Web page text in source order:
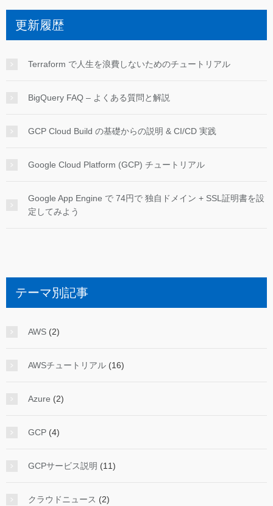
更新履歴
Terraform で人生を浪費しないためのチュートリアル
BigQuery FAQ – よくある質問と解説
GCP Cloud Build の基礎からの説明 & CI/CD 実践
Google Cloud Platform (GCP) チュートリアル
Google App Engine で 74円で 独自ドメイン + SSL証明書を設
定してみよう
テーマ別記事
AWS (2)
AWSチュートリアル (16)
Azure (2)
GCP (4)
GCPサービス説明 (11)
クラウドニュース (2)